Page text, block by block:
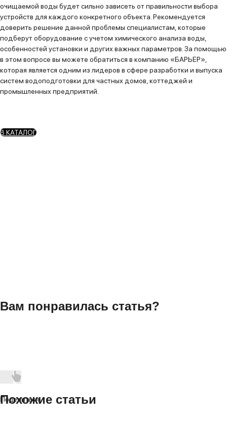
очищаемой воды будет сильно зависеть от правильности выбора
устройств для каждого конкретного объекта. Рекомендуется
доверить решение данной проблемы специалистам, которые
подберут оборудование с учетом химического анализа воды,
особенностей установки и других важных параметров. За помощью
в этом вопросе вы можете обратиться в компанию «БАРЬЕР»,
которая является одним из лидеров в сфере разработки и выпуска
систем водоподготовки для частных домов, коттеджей и
промышленных предприятий.
В КАТАЛОГ
Поделиться
Вам понравилась статья?
Похожие статьи